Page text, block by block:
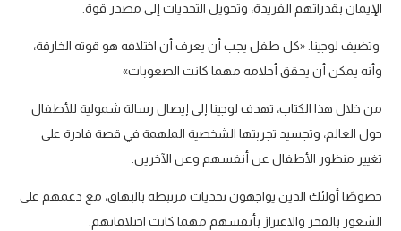
الإيمان بقدراتهم الفريدة، وتحويل التحديات إلى مصدر قوة.
وتضيف لوجينا: «كل طفل يجب أن يعرف أن اختلافه هو قوته الخارقة،
وأنه يمكن أن يحقق أحلامه مهما كانت الصعوبات»
من خلال هذا الكتاب، تهدف لوجينا إلى إيصال رسالة شمولية للأطفال
حول العالم، وتجسيد تجربتها الشخصية الملهمة في قصة قادرة على
تغيير منظور الأطفال عن أنفسهم وعن الآخرين.
خصوصًا أولئك الذين يواجهون تحديات مرتبطة بالبهاق، مع دعمهم على
الشعور بالفخر والاعتزاز بأنفسهم مهما كانت اختلافاتهم.